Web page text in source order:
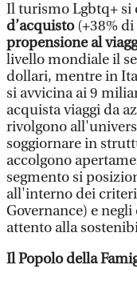
Il turismo Lgbtq+ si
d’acquisto(+38% di
propensione al
livello mondiale il
dollari, mentre in
si avvicina ai 9
acquista viaggi da
rivolgono
soggiornare in
accolgono
segmento si
all'interno dei
Governance) e
attento alla
Il Popolo della